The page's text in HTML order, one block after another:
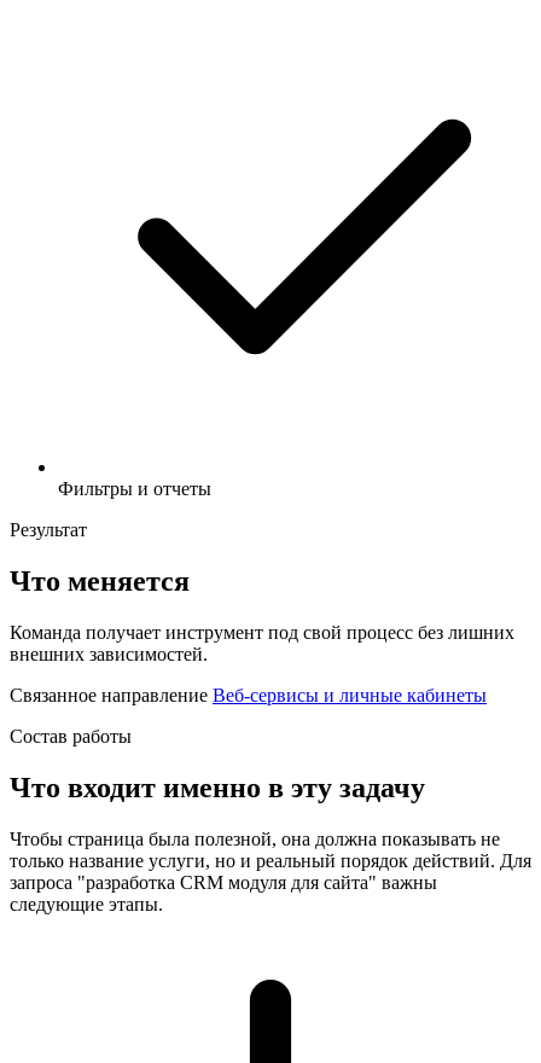
Фильтры и отчеты
Результат
Что меняется
Команда получает инструмент под свой процесс без лишних
внешних зависимостей.
Связанное направление Веб-сервисы и личные кабинеты
Состав работы
Что входит именно в эту задачу
Чтобы страница была полезной, она должна показывать не
только название услуги, но и реальный порядок действий. Для
запроса "разработка CRM модуля для сайта" важны
следующие этапы.